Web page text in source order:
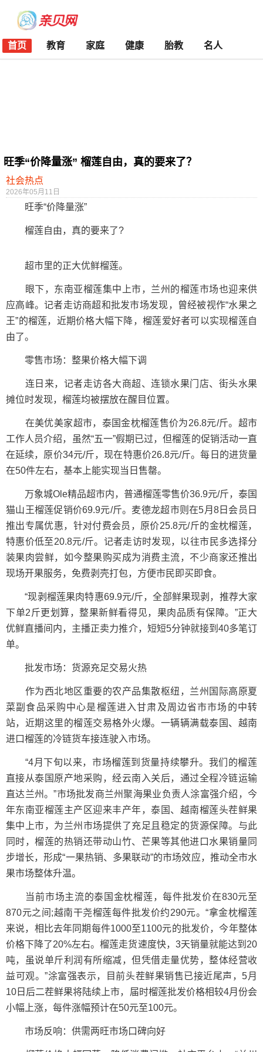
首页 教育 家庭 健康 胎教 名人
旺季“价降量涨” 榴莲自由，真的要来了？
社会热点
2026年05月11日
旺季“价降量涨”
榴莲自由，真的要来了?
超市里的正大优鲜榴莲。
眼下，东南亚榴莲集中上市，兰州的榴莲市场也迎来供
应高峰。记者走访商超和批发市场发现，曾经被视作“水果之
王”的榴莲，近期价格大幅下降，榴莲爱好者可以实现榴莲自
由了。
零售市场：整果价格大幅下调
连日来，记者走访各大商超、连锁水果门店、街头水果
摊位时发现，榴莲均被摆放在醒目位置。
在美优美家超市，泰国金枕榴莲售价为26.8元/斤。超市
工作人员介绍，虽然“五一”假期已过，但榴莲的促销活动一直
在延续，原价34元/斤，现在特惠价26.8元/斤。每日的进货量
在50件左右，基本上能实现当日售罄。
万象城Ole精品超市内，普通榴莲零售价36.9元/斤，泰国
猫山王榴莲促销价69.9元/斤。麦德龙超市则在5月8日会员日
推出专属优惠，针对付费会员，原价25.8元/斤的金枕榴莲，
特惠价低至20.8元/斤。记者走访时发现，以往市民多选择分
装果肉尝鲜，如今整果购买成为消费主流，不少商家还推出
现场开果服务，免费剥壳打包，方便市民即买即食。
“现剥榴莲果肉特惠69.9元/斤，全部鲜果现剥，推荐大家
下单2斤更划算，整果新鲜看得见，果肉品质有保障。”正大
优鲜直播间内，主播正卖力推介，短短5分钟就接到40多笔订
单。
批发市场：货源充足交易火热
作为西北地区重要的农产品集散枢纽，兰州国际高原夏
菜副食品采购中心是榴莲进入甘肃及周边省市市场的中转
站，近期这里的榴莲交易格外火爆。一辆辆满载泰国、越南
进口榴莲的冷链货车接连驶入市场。
“4月下旬以来，市场榴莲到货量持续攀升。我们的榴莲
直接从泰国原产地采购，经云南入关后，通过全程冷链运输
直达兰州。”市场批发商兰州聚海果业负责人涂富强介绍，今
年东南亚榴莲主产区迎来丰产年，泰国、越南榴莲头茬鲜果
集中上市，为兰州市场提供了充足且稳定的货源保障。与此
同时，榴莲的热销还带动山竹、芒果等其他进口水果销量同
步增长，形成“一果热销、多果联动”的市场效应，推动全市水
果市场整体升温。
当前市场主流的泰国金枕榴莲，每件批发价在830元至
870元之间;越南干尧榴莲每件批发价约290元。“拿金枕榴莲
来说，相比去年同期每件1000至1100元的批发价，今年整体
价格下降了20%左右。榴莲走货速度快，3天销量就能达到20
吨，虽说单斤利润有所缩减，但凭借走量优势，整体经营收
益可观。”涂富强表示，目前头茬鲜果销售已接近尾声，5月
10日后二茬鲜果将陆续上市，届时榴莲批发价格相较4月份会
小幅上涨，每件涨幅预计在50元至100元。
市场反响：供需两旺市场口碑向好